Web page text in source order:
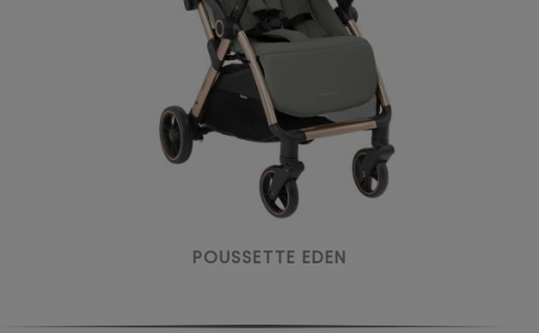
POUSSETTE EDEN